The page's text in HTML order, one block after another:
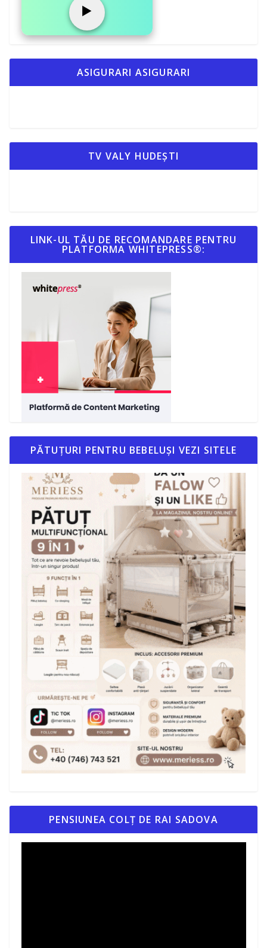
▶️
ASIGURARI ASIGURARI
TV VALY HUDEȘTI
LINK-UL TĂU DE RECOMANDARE PENTRU
PLATFORMA WHITEPRESS®:
PĂTUȚURI PENTRU BEBELUȘI VEZI SITELE
PENSIUNEA COLȚ DE RAI SADOVA